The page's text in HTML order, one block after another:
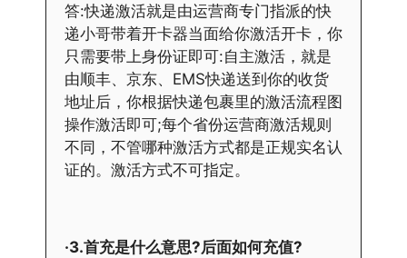
答:快递激活就是由运营商专门指派的快
递小哥带着开卡器当面给你激活开卡，你
只需要带上身份证即可:自主激活，就是
由顺丰、京东、EMS快递送到你的收货
地址后，你根据快递包裹里的激活流程图
操作激活即可;每个省份运营商激活规则
不同，不管哪种激活方式都是正规实名认
证的。激活方式不可指定。
·3.首充是什么意思?后面如何充值?